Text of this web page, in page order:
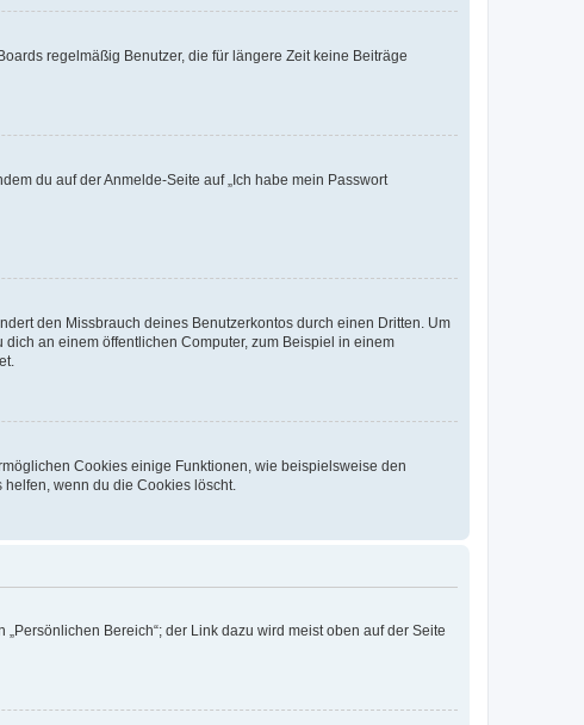
regelmäßig Benutzer, die für längere Zeit keine Beiträge
du auf der Anmelde-Seite auf „Ich habe mein Passwort
den Missbrauch deines Benutzerkontos durch einen Dritten. Um
an einem öffentlichen Computer, zum Beispiel in einem
Cookies einige Funktionen, wie beispielsweise den
wenn du die Cookies löscht.
Bereich“; der Link dazu wird meist oben auf der Seite